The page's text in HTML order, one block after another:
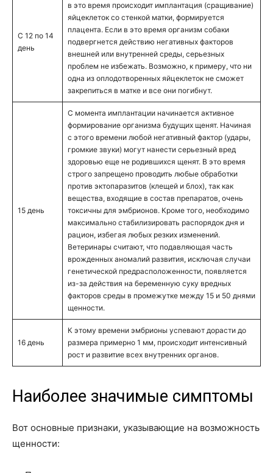
С 12 по 14
день
в это время происходит имплантация (сращивание)
яйцеклеток со стенкой матки, формируется
плацента. Если в это время организм собаки
подвергнется действию негативных факторов
внешней или внутренней среды, серьезных
проблем не избежать. Возможно, к примеру, что ни
одна из оплодотворенных яйцеклеток не сможет
закрепиться в матке и все они погибнут.
15 день
С момента имплантации начинается активное
формирование организма будущих щенят. Начиная
с этого времени любой негативный фактор (удары,
громкие звуки) могут нанести серьезный вред
здоровью еще не родившихся щенят. В это время
строго запрещено проводить любые обработки
против эктопаразитов (клещей и блох), так как
вещества, входящие в состав препаратов, очень
токсичны для эмбрионов. Кроме того, необходимо
максимально стабилизировать распорядок дня и
рацион, избегая любых резких изменений.
Ветеринары считают, что подавляющая часть
врожденных аномалий развития, исключая случаи
генетической предрасположенности, появляется
из-за действия на беременную суку вредных
факторов среды в промежутке между 15 и 50 днями
щенности.
16 день
К этому времени эмбрионы успевают дорасти до
размера примерно 1 мм, происходит интенсивный
рост и развитие всех внутренних органов.
Наиболее значимые симптомы
Вот основные признаки, указывающие на возможность
щенности: